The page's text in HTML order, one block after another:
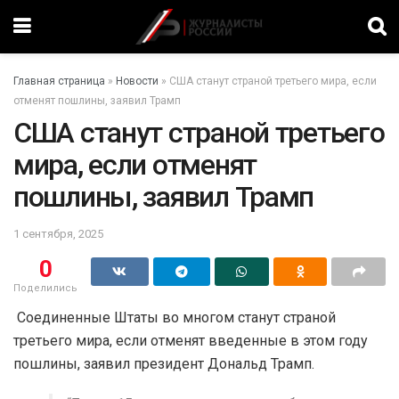
Главная страница » Новости » США станут страной третьего мира, если
отменят пошлины, заявил Трамп
США станут страной третьего
мира, если отменят
пошлины, заявил Трамп
1 сентября, 2025
0
Поделились
Соединенные Штаты во многом станут страной
третьего мира, если отменят введенные в этом году
пошлины, заявил президент Дональд Трамп.